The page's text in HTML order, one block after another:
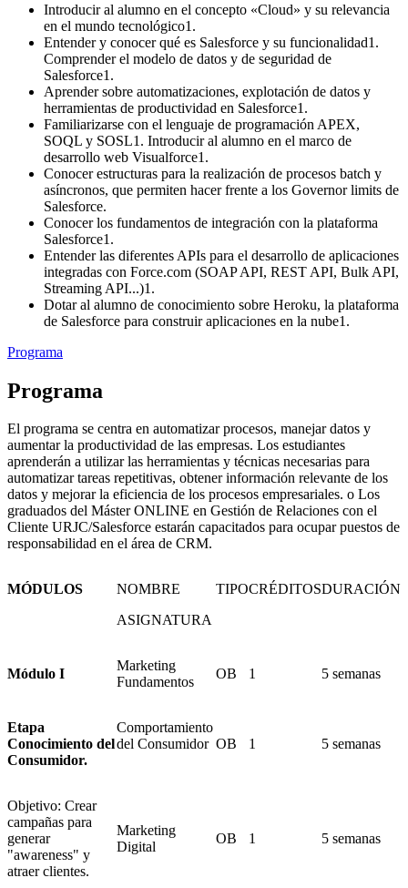
Introducir al alumno en el concepto «Cloud» y su relevancia
en el mundo tecnológico1.
Entender y conocer qué es Salesforce y su funcionalidad1.
Comprender el modelo de datos y de seguridad de
Salesforce1.
Aprender sobre automatizaciones, explotación de datos y
herramientas de productividad en Salesforce1.
Familiarizarse con el lenguaje de programación APEX,
SOQL y SOSL1. Introducir al alumno en el marco de
desarrollo web Visualforce1.
Conocer estructuras para la realización de procesos batch y
asíncronos, que permiten hacer frente a los Governor limits de
Salesforce.
Conocer los fundamentos de integración con la plataforma
Salesforce1.
Entender las diferentes APIs para el desarrollo de aplicaciones
integradas con Force.com (SOAP API, REST API, Bulk API,
Streaming API...)1.
Dotar al alumno de conocimiento sobre Heroku, la plataforma
de Salesforce para construir aplicaciones en la nube1.
Programa
Programa
El programa se centra en automatizar procesos, manejar datos y
aumentar la productividad de las empresas. Los estudiantes
aprenderán a utilizar las herramientas y técnicas necesarias para
automatizar tareas repetitivas, obtener información relevante de los
datos y mejorar la eficiencia de los procesos empresariales. o Los
graduados del Máster ONLINE en Gestión de Relaciones con el
Cliente URJC/Salesforce estarán capacitados para ocupar puestos de
responsabilidad en el área de CRM.
MÓDULOS
NOMBRE
ASIGNATURA
TIPOCRÉDITOSDURACIÓN
Módulo I
Marketing
Fundamentos
OB 1 5 semanas
Etapa
Conocimiento del
Consumidor.
Comportamiento
del Consumidor OB 1 5 semanas
Objetivo: Crear
campañas para
generar
"awareness" y
atraer clientes.
Marketing
Digital
OB 1 5 semanas